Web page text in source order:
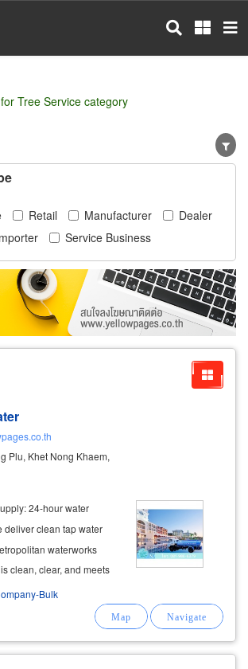
Tree Service category
Retail Manufacturer
Dealer
Service Business
Plu, Khet Nong Khaem,
24-hour water
deliver clean tap water
waterworks
clean, clear, and meets
immediate consumption
quality and fast, reliable
Bulk